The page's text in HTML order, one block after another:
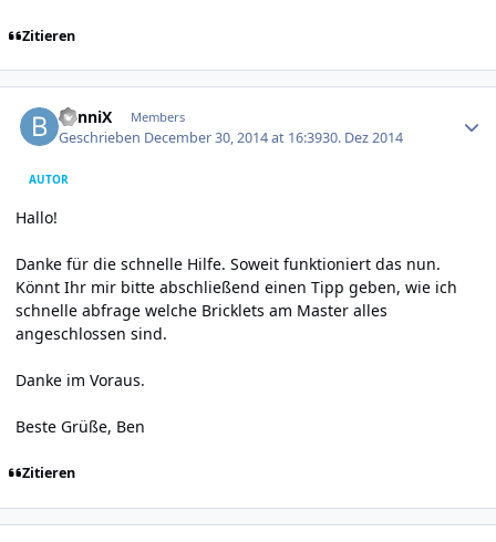
Zitieren
BenniX Members
Geschrieben December 30, 2014 at 16:3930. Dez 2014
AUTOR
Hallo!
Danke für die schnelle Hilfe. Soweit funktioniert das nun.
Könnt Ihr mir bitte abschließend einen Tipp geben, wie ich
schnelle abfrage welche Bricklets am Master alles
angeschlossen sind.
Danke im Voraus.
Beste Grüße, Ben
Zitieren